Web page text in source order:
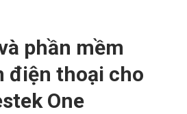
phần mềm
điện thoại cho
One